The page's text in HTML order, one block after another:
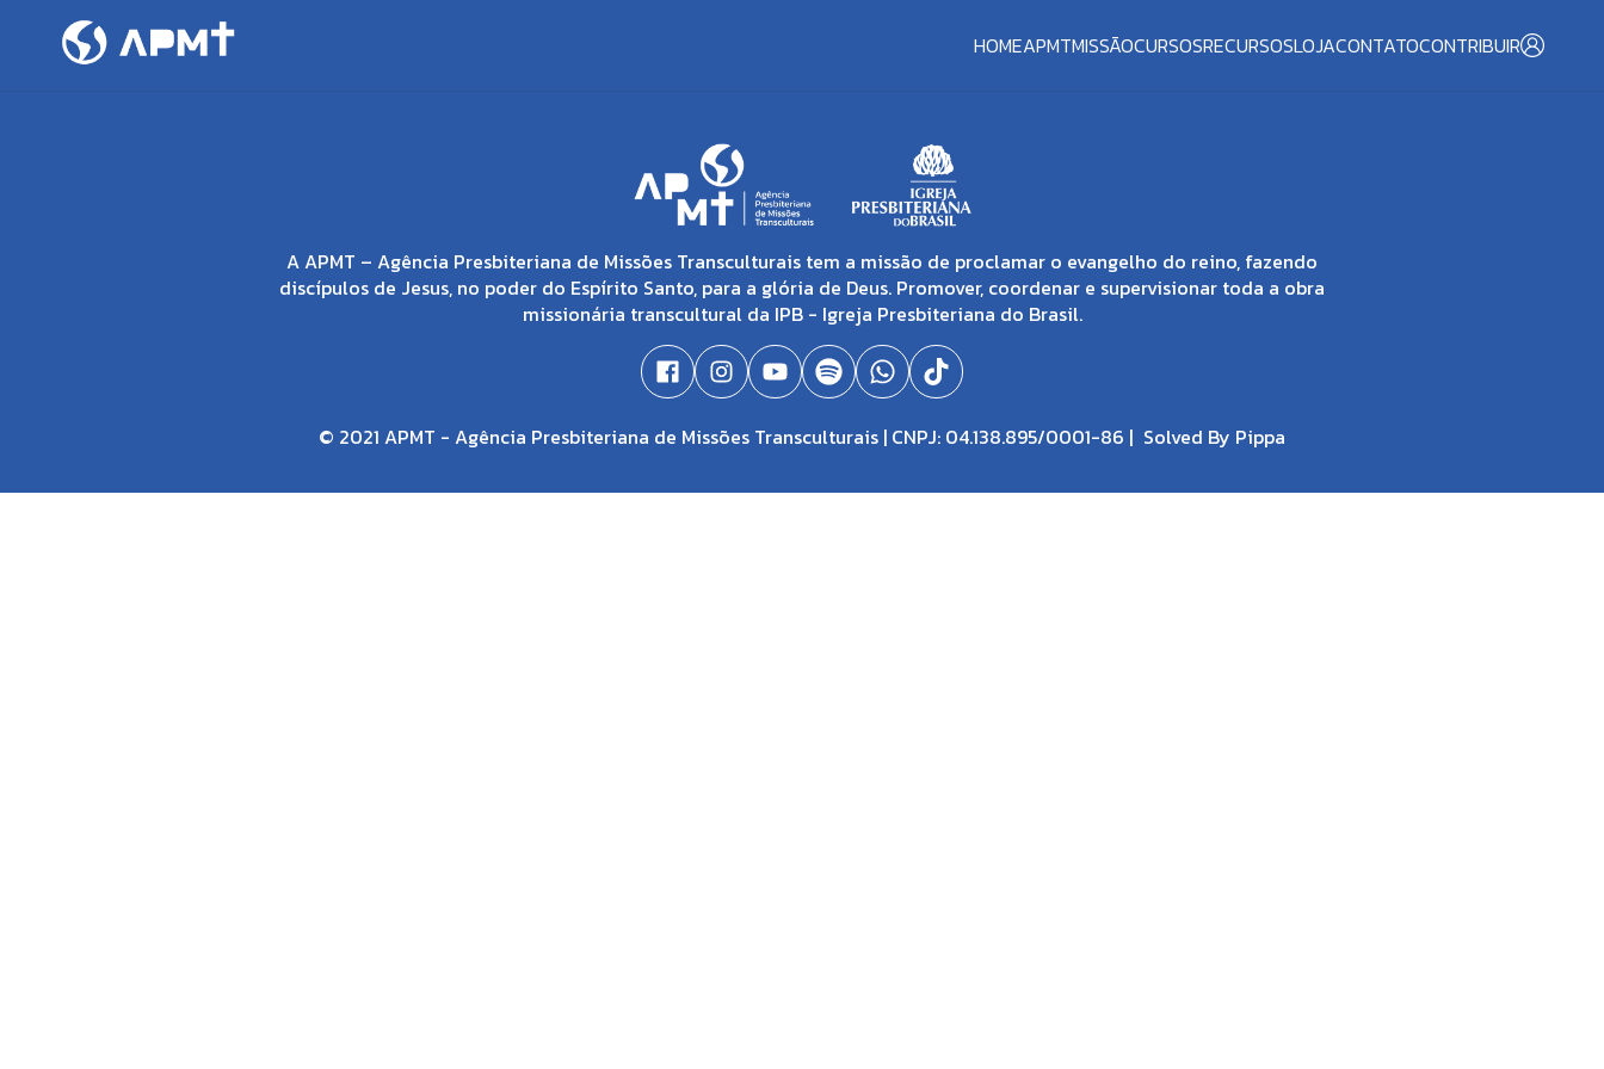
HOMEAPMTMISSÃOCURSOSRECURSOSLOJACONTATOCONTRIBUIR
A APMT – Agência Presbiteriana de Missões Transculturais tem a missão de proclamar o evangelho do reino, fazendo
discípulos de Jesus, no poder do Espírito Santo, para a glória de Deus. Promover, coordenar e supervisionar toda a obra
missionária transcultural da IPB - Igreja Presbiteriana do Brasil.
© 2021 APMT - Agência Presbiteriana de Missões Transculturais | CNPJ: 04.138.895/0001-86 | Solved By Pippa